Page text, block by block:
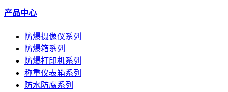
产品中心
防爆摄像仪系列
防爆箱系列
防爆打印机系列
称重仪表箱系列
防水防腐系列